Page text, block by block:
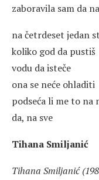
zaboravila sam da
na četrdeset jedan
koliko god da pustiš
vodu da isteče
ona se neće ohladiti
podseća li me to na
da, na sve
Tihana Smiljanić
Tihana Smiljanić